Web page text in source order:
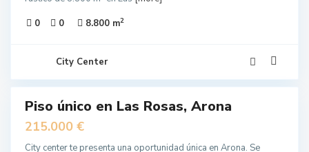
0
0 8.800 m2
City Center
Piso único en Las Rosas, Arona
215.000 €
City center te presenta una oportunidad única en Arona. Se